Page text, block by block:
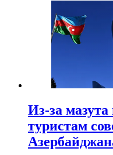
Из-за
туристам